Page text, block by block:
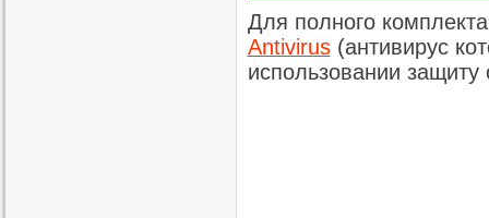
Для полного
Antivirus(антивирус
использовании защиту